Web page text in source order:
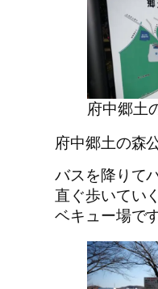
府中郷土
府中郷土の森
バスを降りて
直ぐ歩いてい
ベキュー場です